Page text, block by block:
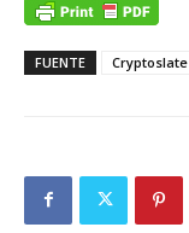
FUENTE Cryptoslate